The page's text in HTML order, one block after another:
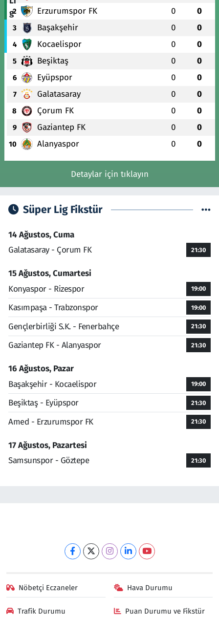
2 Erzurumspor FK 0 0
3 Başakşehir 0 0
4 Kocaelispor 0 0
5 Beşiktaş 0 0
6 Eyüpspor 0 0
7 Galatasaray 0 0
8 Çorum FK 0 0
9 Gaziantep FK 0 0
10 Alanyaspor 0 0
Detaylar için tıklayın
Süper Lig Fikstür
14 Ağustos, Cuma
Galatasaray - Çorum FK
21:30
15 Ağustos, Cumartesi
Konyaspor - Rizespor
19:00
Kasımpaşa - Trabzonspor 19:00
Gençlerbirliği S.K. - Fenerbahçe 21:30
Gaziantep FK - Alanyaspor 21:30
16 Ağustos, Pazar
Başakşehir - Kocaelispor
19:00
Beşiktaş - Eyüpspor 21:30
Amed - Erzurumspor FK 21:30
17 Ağustos, Pazartesi
Samsunspor - Göztepe
21:30
Nöbetçi Eczaneler Hava Durumu
Trafik Durumu Puan Durumu ve Fikstür